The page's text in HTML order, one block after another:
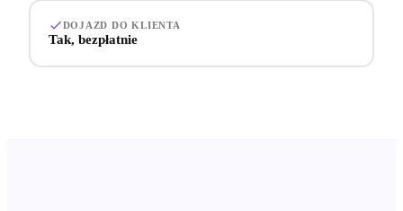
DOJAZD DO KLIENTA
Tak, bezpłatnie